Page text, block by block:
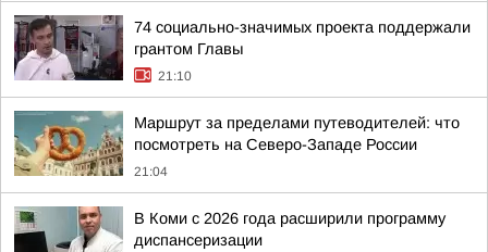
74 социально-значимых проекта поддержали
грантом Главы
21:10
Маршрут за пределами путеводителей: что
посмотреть на Северо-Западе России
21:04
В Коми с 2026 года расширили программу
диспансеризации